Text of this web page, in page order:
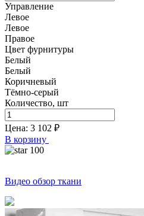
Управление
Левое
Левое
Правое
Цвет фурнитуры
Белый
Белый
Коричневый
Тёмно-серый
Количество, шт
Цена: 3 102 ₽
В корзину
100
Видео обзор ткани